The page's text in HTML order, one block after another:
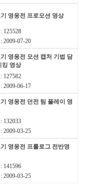
영웅전 프로모션 영상
125528
2009-07-20
영웅전 모션 캡처 기법 담
킹 영상
127582
2009-06-17
영웅전 던전 팀 플레이 영
132033
2009-03-25
영웅전 프롤로그 전반영
141596
2009-03-25